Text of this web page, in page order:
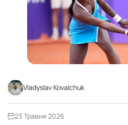
Vladyslav Kovalchuk
23 Травня 2026